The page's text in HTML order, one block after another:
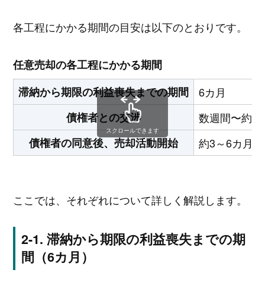
各工程にかかる期間の目安は以下のとおりです。
任意売却の各工程にかかる期間
滞納から期限の利益喪失までの期間
6カ月
債権者との交渉
数週間〜約1
債権者の同意後、売却活動開始
約3～6カ月
スクロールできます
ここでは、それぞれについて詳しく解説します。
滞納から期限の利益喪失までの期
間（6カ月）